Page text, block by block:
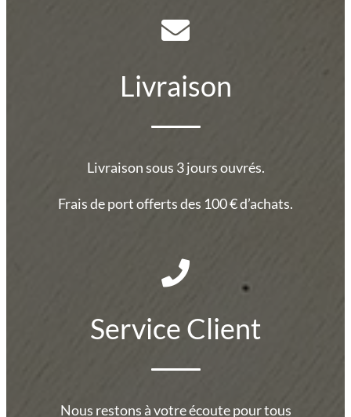
Livraison
Livraison sous 3 jours ouvrés.
Frais de port offerts des 100 € d’achats.
Service Client
Nous restons à votre écoute pour tous